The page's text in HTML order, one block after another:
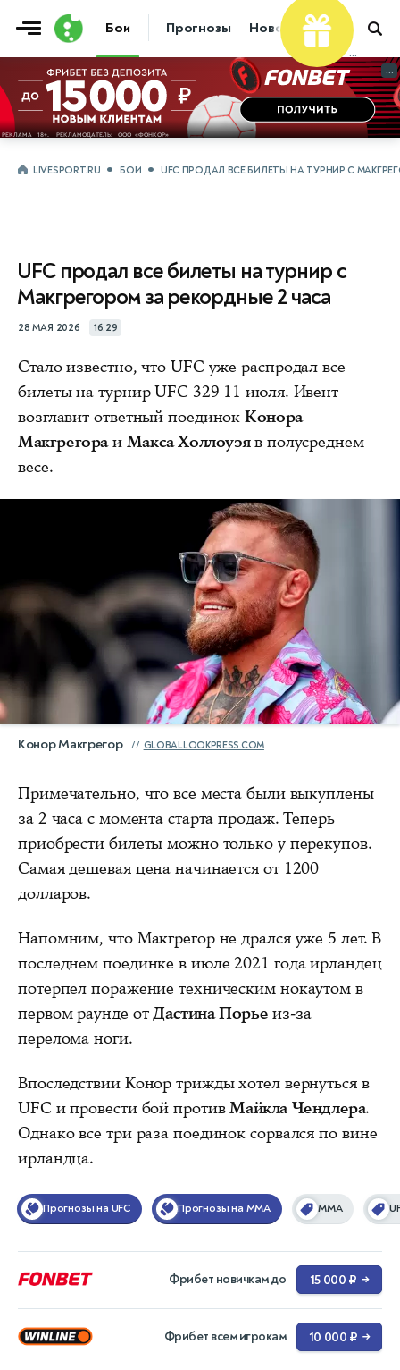
Бои Прогнозы Новости Бокс
...
...
LIVESPORT.RU БОИ UFC ПРОДАЛ ВСЕ БИЛЕТЫ НА ТУРНИР С
UFC продал все билеты на турнир с
Макгрегором за рекордные 2 часа
28 МАЯ 2026 16:29
Стало известно, что UFC уже распродал все
билеты на турнир UFC 329 11 июля. Ивент
возглавит ответный поединокКонора
Макгрегораи Макса Холлоуэяв полусреднем
весе.
Конор Макгрегор GLOBALLOOKPRESS.COM
Примечательно, что все места были выкуплены
за 2 часа с момента старта продаж. Теперь
приобрести билеты можно только у перекупов.
Самая дешевая цена начинается от 1200
долларов.
Напомним, что Макгрегор не дрался уже 5 лет. В
последнем поединке в июле 2021 года ирландец
потерпел поражение техническим нокаутом в
первом раунде отДастина Порье из-за
перелома ноги.
Впоследствии Конор трижды хотел вернуться в
UFC и провести бой противМайкла Чендлера.
Однако все три раза поединок сорвался по вине
ирландца.
Прогнозы на UFC Прогнозы на MMA ММА
Фрибет новичкам до 15 000 ₽ →
Фрибет всем игрокам 10 000 ₽ →